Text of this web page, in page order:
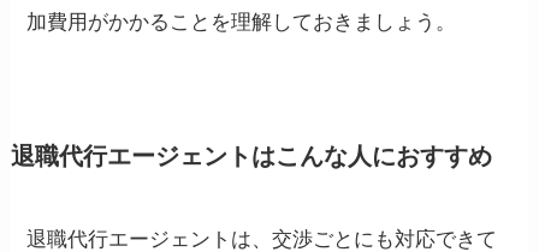
加費用がかかることを理解しておきましょう。
退職代行エージェントはこんな人におすすめ
退職代行エージェントは、交渉ごとにも対応できて